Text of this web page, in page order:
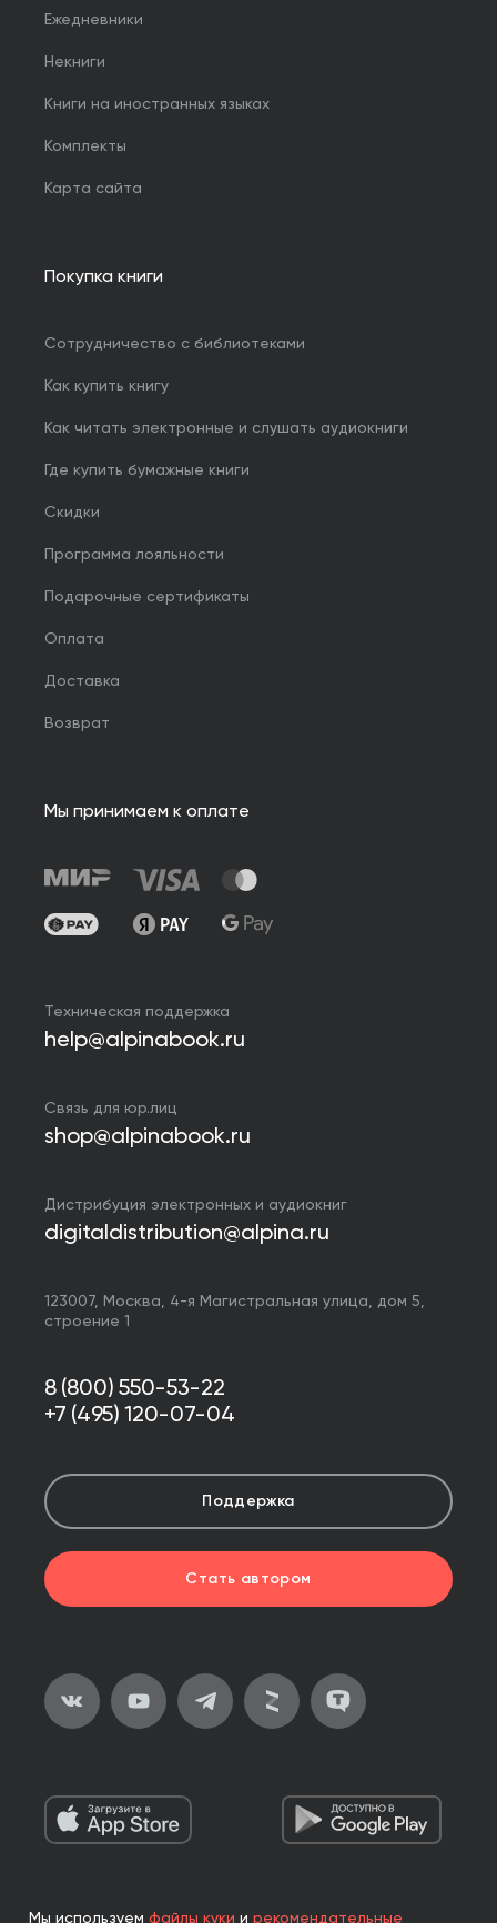
Ежедневники
Некниги
Книги на иностранных языках
Комплекты
Карта сайта
Покупка книги
Сотрудничество с библиотеками
Как купить книгу
Как читать электронные и слушать аудиокниги
Где купить бумажные книги
Скидки
Программа лояльности
Подарочные сертификаты
Оплата
Доставка
Возврат
Мы принимаем к оплате
Техническая поддержка
help@alpinabook.ru
Связь для юр.лиц
shop@alpinabook.ru
Дистрибуция электронных и аудиокниг
digitaldistribution@alpina.ru
123007, Москва, 4-я Магистральная улица, дом 5,
строение 1
8 (800) 550-53-22
+7 (495) 120-07-04
Поддержка
Стать автором
Мы используем файлы куки и рекомендательные